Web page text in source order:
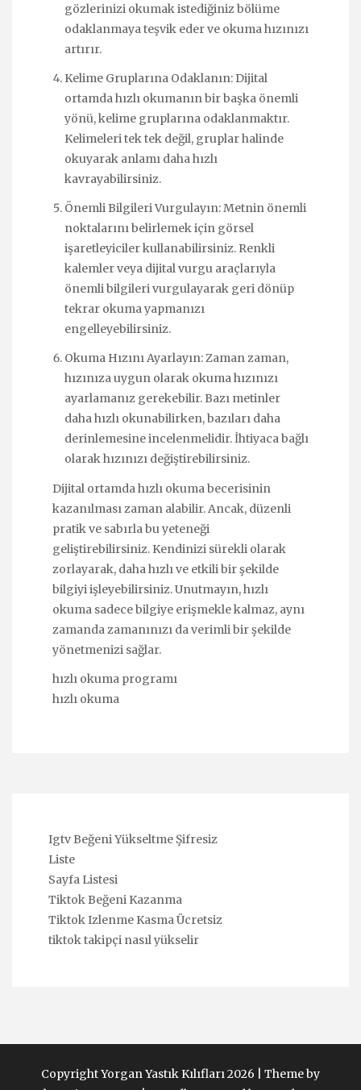
gözlerinizi okumak istediğiniz bölüme
odaklanmaya teşvik eder ve okuma hızınızı
artırır.
Kelime Gruplarına Odaklanın: Dijital
ortamda hızlı okumanın bir başka önemli
yönü, kelime gruplarına odaklanmaktır.
Kelimeleri tek tek değil, gruplar halinde
okuyarak anlamı daha hızlı
kavrayabilirsiniz.
Önemli Bilgileri Vurgulayın: Metnin önemli
noktalarını belirlemek için görsel
işaretleyiciler kullanabilirsiniz. Renkli
kalemler veya dijital vurgu araçlarıyla
önemli bilgileri vurgulayarak geri dönüp
tekrar okuma yapmanızı
engelleyebilirsiniz.
Okuma Hızını Ayarlayın: Zaman zaman,
hızınıza uygun olarak okuma hızınızı
ayarlamanız gerekebilir. Bazı metinler
daha hızlı okunabilirken, bazıları daha
derinlemesine incelenmelidir. İhtiyaca bağlı
olarak hızınızı değiştirebilirsiniz.
Dijital ortamda hızlı okuma becerisinin
kazanılması zaman alabilir. Ancak, düzenli
pratik ve sabırla bu yeteneği
geliştirebilirsiniz. Kendinizi sürekli olarak
zorlayarak, daha hızlı ve etkili bir şekilde
bilgiyi işleyebilirsiniz. Unutmayın, hızlı
okuma sadece bilgiye erişmekle kalmaz, aynı
zamanda zamanınızı da verimli bir şekilde
yönetmenizi sağlar.
hızlı okuma programı
hızlı okuma
Igtv Beğeni Yükseltme Şifresiz
Liste
Sayfa Listesi
Tiktok Beğeni Kazanma
Tiktok Izlenme Kasma Ücretsiz
tiktok takipçi nasıl yükselir
Copyright Yorgan Yastık Kılıfları 2026 | Theme by